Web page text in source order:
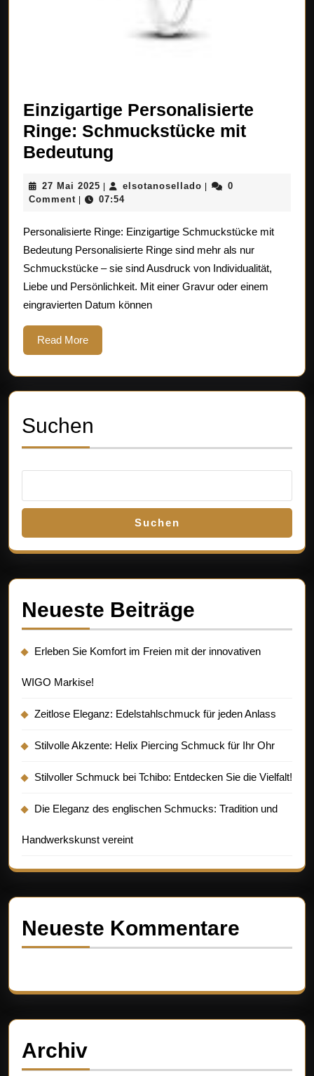
Einzigartige Personalisierte
Ringe: Schmuckstücke mit
Bedeutung
Ringe:
mit
Bedeutung
27 Mai 2025 27
Mai
| elsotanosellado elsotanosellado
|
0
Comment | 07:54
Personalisierte Ringe: Einzigartige Schmuckstücke mit
Bedeutung Personalisierte Ringe sind mehr als nur
Schmuckstücke – sie sind Ausdruck von Individualität,
Liebe und Persönlichkeit. Mit einer Gravur oder einem
eingravierten Datum können
Read MoreRead
More
Suchen
Suchen
Neueste Beiträge
Erleben Sie Komfort im Freien mit der innovativen
WIGO Markise!
Zeitlose Eleganz: Edelstahlschmuck für jeden Anlass
Stilvolle Akzente: Helix Piercing Schmuck für Ihr Ohr
Stilvoller Schmuck bei Tchibo: Entdecken Sie die Vielfalt!
Die Eleganz des englischen Schmucks: Tradition und
Handwerkskunst vereint
Neueste Kommentare
Archiv